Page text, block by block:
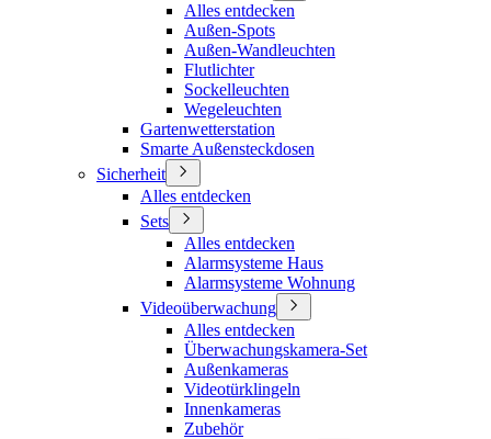
Alles entdecken
Außen-Spots
Außen-Wandleuchten
Flutlichter
Sockelleuchten
Wegeleuchten
Gartenwetterstation
Smarte Außensteckdosen
Sicherheit
Alles entdecken
Sets
Alles entdecken
Alarmsysteme Haus
Alarmsysteme Wohnung
Videoüberwachung
Alles entdecken
Überwachungskamera-Set
Außenkameras
Videotürklingeln
Innenkameras
Zubehör